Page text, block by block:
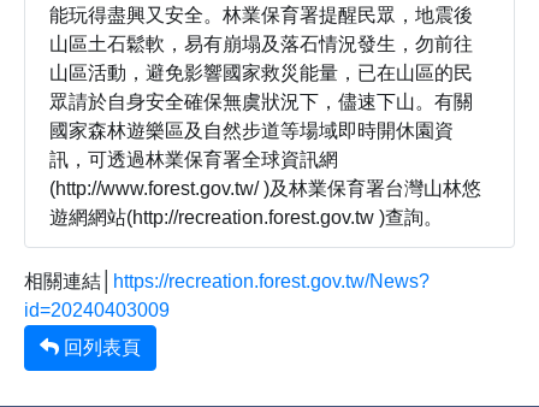
能玩得盡興又安全。林業保育署提醒民眾，地震後
山區土石鬆軟，易有崩塌及落石情況發生，勿前往
山區活動，避免影響國家救災能量，已在山區的民
眾請於自身安全確保無虞狀況下，儘速下山。有關
國家森林遊樂區及自然步道等場域即時開休園資
訊，可透過林業保育署全球資訊網
(http://www.forest.gov.tw/ )及林業保育署台灣山林悠
遊網網站(http://recreation.forest.gov.tw )查詢。
相關連結│
https://recreation.forest.gov.tw/News?
id=20240403009
回列表頁